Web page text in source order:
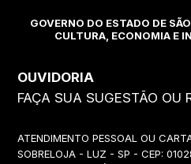
GOVERNO DO ESTADO DE
CULTURA, ECONOMIA E
OUVIDORIA
FAÇA SUA SUGESTÃO OU
ATENDIMENTO PESSOAL OU
SOBRELOJA - LUZ - SP - CEP: